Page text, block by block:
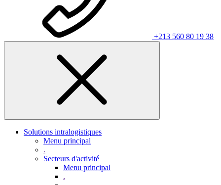
+213 560 80 19 38
Solutions intralogistiques
Menu principal
.
Secteurs d'activité
Menu principal
.